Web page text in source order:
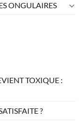
ONGULAIRES
TOXIQUE :
?